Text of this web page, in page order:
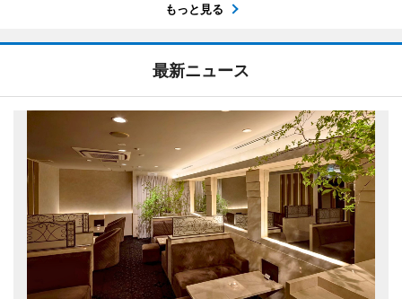
もっと見る
最新ニュース